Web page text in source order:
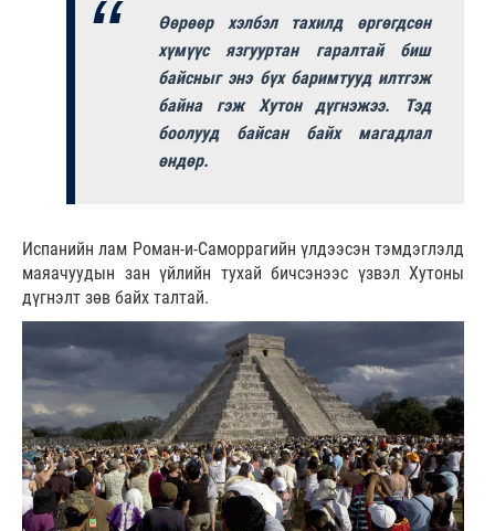
Өөрөөр хэлбэл тахилд өргөгдсөн
хүмүүс язгууртан гаралтай биш
байсныг энэ бүх баримтууд илтгэж
байна гэж Хутон дүгнэжээ. Тэд
боолууд байсан байх магадлал
өндөр.
Испанийн лам Роман-и-Саморрагийн үлдээсэн тэмдэглэлд
маяачуудын зан үйлийн тухай бичсэнээс үзвэл Хутоны
дүгнэлт зөв байх талтай.